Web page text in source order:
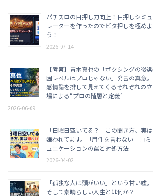
パチスロの目押し力向上！目押しシミュ
レーターを作ったのでビタ押しを極めよ
う！
2026-07-14
【考察】青木真也の「ボクシングの後楽
園レベルはプロじゃない」発言の真意。
感情論を排して見えてくるそれぞれの立
場による“プロの階層と定義”
2026-06-09
「日曜日空いてる？」この聞き方、実は
嫌われてます。「用件を言わない」コミ
ュニケーションの罠と対処方法
2026-04-02
「孤独な人は頭がいい」という甘い嘘。
そして素晴らしい人生とは何か？